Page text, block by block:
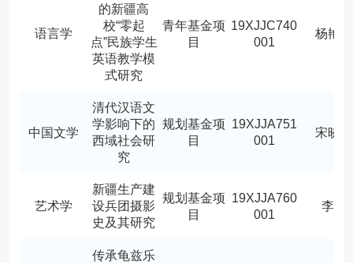
语言学
的新疆高
校“零起
点”民族学生
英语教学模
式研究
青年基金项
目
19XJJC740
001
杨艳艳
中国文学
清代汉语文
学影响下的
西域社会研
究
规划基金项
目
19XJJA751
001
宋晓云
艺术学
新疆生产建
设兵团摄影
史及其研究
规划基金项
目
19XJJA760
001
李军
传承龟兹乐